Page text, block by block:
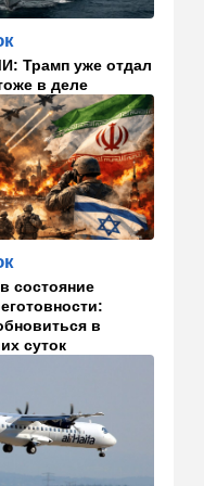
и водные
куда
на
нет конца:
кошки или
дали ответ
усиливают
война с
баланс сил
сюда
Трамп уже отдал
в деле
состояние
в
суток